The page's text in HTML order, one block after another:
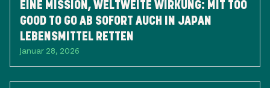
EINE MISSION, WELTWEITE WIRKUNG: ​MIT TOO
GOOD TO GO AB SOFORT AUCH IN JAPAN
LEBENSMITTEL RETTEN
Januar 28, 2026